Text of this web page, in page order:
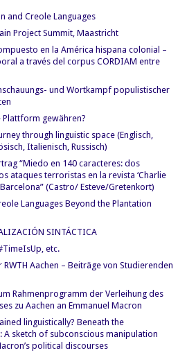
and Creole Languages
Project Summit, Maastricht
en la América hispana colonial –
a través del corpus CORDIAM entre
und Wortkampf populistischer
gewähren?
through linguistic space (Englisch,
Italienisch, Russisch)
“Miedo en 140 caracteres: dos
ataques terroristas en la revista ‘Charlie
(Castro/ Esteve/Gretenkort)
Languages Beyond the Plantation
SINTÁCTICA
etc.
Aachen – Beiträge von Studierenden
Rahmenprogramm der Verleihung des
zu Aachen an Emmanuel Macron
linguistically? Beneath the
sketch of subconscious manipulation
political discourses